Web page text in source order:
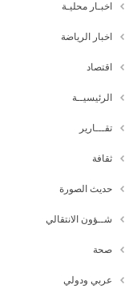
اخبـار محليـة
اخبار الرياضة
اقتصاد
الرئيسيــة
تقـــارير
ثقافة
حديث الصورة
شــؤون الانتقالي
صحة
عربي ودولي